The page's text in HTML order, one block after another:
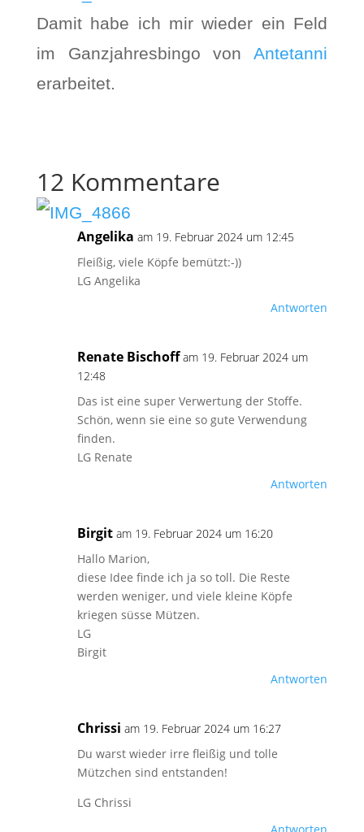
Damit habe ich mir wieder ein Feld
im Ganzjahresbingo vonAntetanni
erarbeitet.
12 Kommentare
Angelika am 19. Februar 2024 um 12:45
Fleißig, viele Köpfe bemützt:-))
LG Angelika
Antworten
Renate Bischoff am 19. Februar 2024 um
12:48
Das ist eine super Verwertung der Stoffe.
Schön, wenn sie eine so gute Verwendung
finden.
LG Renate
Antworten
Birgit am 19. Februar 2024 um 16:20
Hallo Marion,
diese Idee finde ich ja so toll. Die Reste
werden weniger, und viele kleine Köpfe
kriegen süsse Mützen.
LG
Birgit
Antworten
Chrissi am 19. Februar 2024 um 16:27
Du warst wieder irre fleißig und tolle
Mützchen sind entstanden!
LG Chrissi